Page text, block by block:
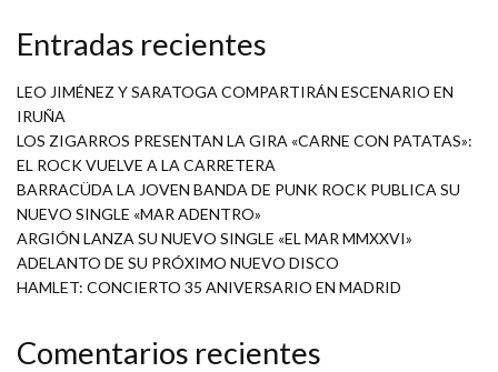
Entradas recientes
LEO JIMÉNEZ Y SARATOGA COMPARTIRÁN ESCENARIO EN
IRUÑA
LOS ZIGARROS PRESENTAN LA GIRA «CARNE CON PATATAS»:
EL ROCK VUELVE A LA CARRETERA
BARRACÜDA LA JOVEN BANDA DE PUNK ROCK PUBLICA SU
NUEVO SINGLE «MAR ADENTRO»
ARGIÓN LANZA SU NUEVO SINGLE «EL MAR MMXXVI»
ADELANTO DE SU PRÓXIMO NUEVO DISCO
HAMLET: CONCIERTO 35 ANIVERSARIO EN MADRID
Comentarios recientes